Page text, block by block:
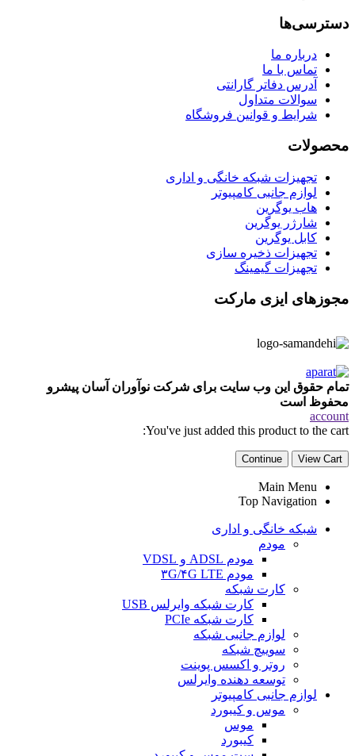
دسترسی‌ها
درباره ما
تماس با ما
آدرس دفاتر گارانتی
سوالات متداول
شرایط و قوانین فروشگاه
محصولات
تجهیزات شبکه خانگی و اداری
لوازم جانبی کامپیوتر
هاب یوگرین
شارژر یوگرین
کابل یوگرین
تجهیزات ذخیره سازی
تجهیزات گیمینگ
مجوزهای ایزی مارکت
تمام حقوق این وب سایت برای شرکت نوآوران آسان پیشرو
محفوظ است
account
You've just added this product to the cart:
View Cart
Continue
Main Menu
Top Navigation
شبکه خانگی و اداری
مودم
مودم ADSL و VDSL
مودم ۳G/۴G LTE
کارت شبکه
کارت شبکه وایرلس USB
کارت شبکه PCIe
لوازم جانبی شبکه
سوییچ شبکه
روتر و اکسس پوینت
توسعه دهنده وایرلس
لوازم جانبی کامپیوتر
موس و کیبورد
موس
کیبورد